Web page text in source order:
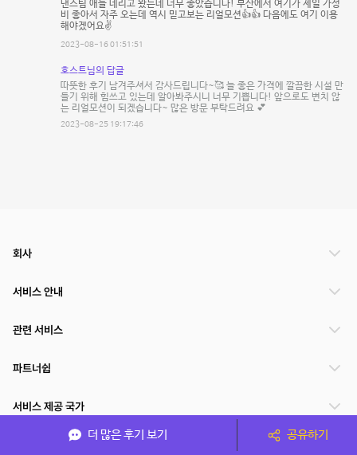
댄스팀 애들 데리고 왔는데 너무 좋았습니다! 부산에서 여기가 제일 가성
비 좋아서 자주 오는데 역시 믿고보는 리얼모션👍👍 다음에도 여기 이용
해야겠어요✌️
2023-08-16 01:51:51
호스트님의 답글
따뜻한 후기 남겨주셔서 감사드립니다~🥰 늘 좋은 가격에 깔끔한 시설 만
들기 위해 힘쓰고 있는데 알아봐주시니 너무 기쁩니다! 앞으로도 변치 않
는 리얼모션이 되겠습니다~ 많은 방문 부탁드려요 💕
2023-08-25 19:17:46
더 많은 후기 보기 공유하기
회사
서비스 안내
관련 서비스
파트너쉽
서비스 제공 국가